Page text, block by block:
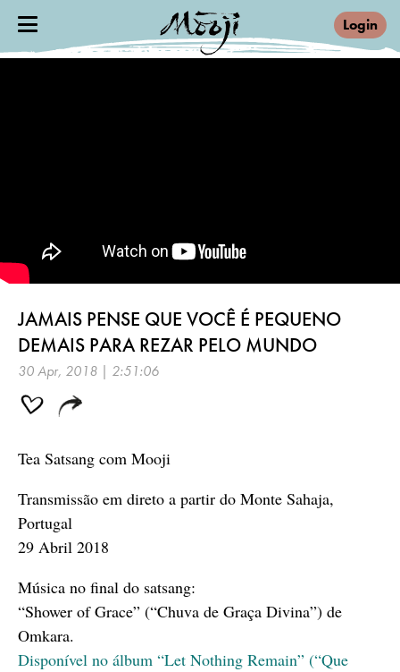
Login
JAMAIS PENSE QUE VOCÊ É PEQUENO
DEMAIS PARA REZAR PELO MUNDO
30 Apr, 2018 | 2:51:06
Tea Satsang com Mooji
Transmissão em direto a partir do Monte Sahaja,
Portugal
29 Abril 2018
Música no final do satsang:
“Shower of Grace” (“Chuva de Graça Divina”) de
Omkara.
Disponível no álbum “Let Nothing Remain” (“Que